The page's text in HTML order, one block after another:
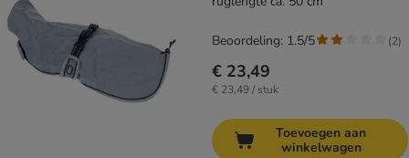
€ 23,49
€ 23,49 / stuk
Beoordeling: 1.5/5 (2)
Toevoegen aan
winkelwagen